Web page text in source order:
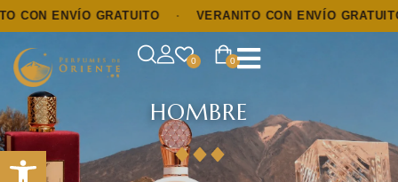
Abrir barra de herramientas
CON ENVÍO GRATUITO VERANITO CON ENVÍO GRATUITO
0
0
HOMBRE